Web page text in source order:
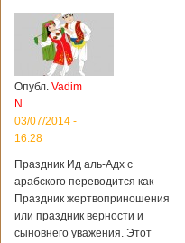
Опубл. Vadim
N.
03/07/2014 -
16:28
Праздник Ид аль-Адх с
арабского переводится как
Праздник жертвоприношения
или праздник верности и
сыновнего уважения. Этот